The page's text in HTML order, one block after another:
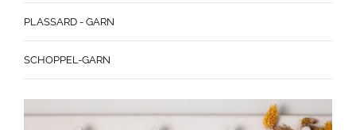
PLASSARD - GARN
SCHOPPEL-GARN